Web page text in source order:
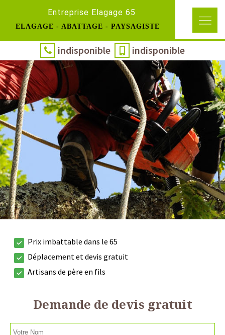
Entreprise Elagage 65
ELAGAGE - ABATTAGE - PAYSAGISTE
indisponible indisponible
Prix imbattable dans le 65
Déplacement et devis gratuit
Artisans de père en fils
Demande de devis gratuit